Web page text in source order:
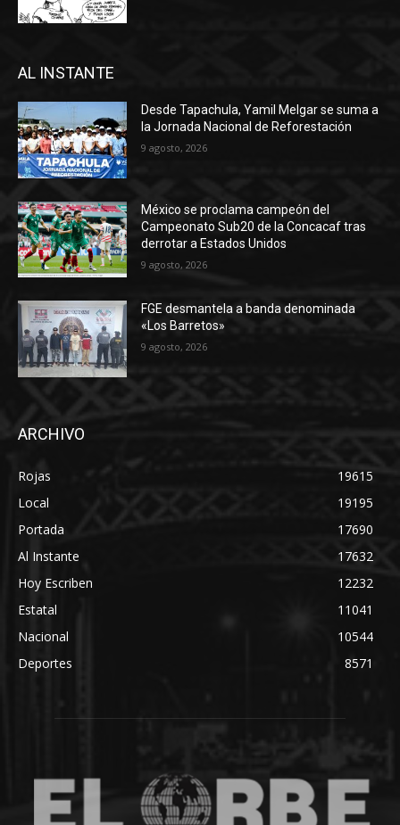
AL INSTANTE
Desde Tapachula, Yamil Melgar se suma a
la Jornada Nacional de Reforestación
9 agosto, 2026
México se proclama campeón del
Campeonato Sub20 de la Concacaf tras
derrotar a Estados Unidos
9 agosto, 2026
FGE desmantela a banda denominada
«Los Barretos»
9 agosto, 2026
ARCHIVO
Rojas
19615
Local
19195
Portada
17690
Al Instante
17632
Hoy Escriben
12232
Estatal
11041
Nacional
10544
Deportes
8571